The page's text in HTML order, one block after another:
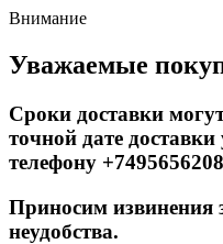
Внимание
Уважаемые
Сроки доставки
точной дате
телефону
Приносим извинения
неудобства.